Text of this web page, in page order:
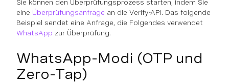
Sie können den Überprüfungsprozess starten, indem Sie
eine Überprüfungsanfrage an die Verify-API. Das folgende
Beispiel sendet eine Anfrage, die Folgendes verwendet
WhatsApp zur Überprüfung.
WhatsApp-Modi (OTP und
Zero-Tap)